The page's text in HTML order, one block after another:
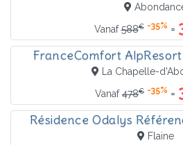
Vanaf588€ -35% =
FranceComfort
La Chapelle-
Vanaf478€ -35% =
Résidence Odalys
Flaine